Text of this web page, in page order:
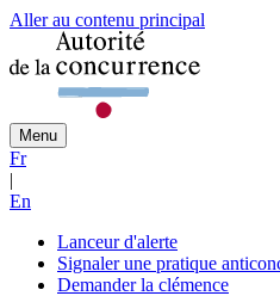
Aller au contenu principal
Menu
Fr
|
En
Lanceur d'alerte
Signaler une pratique
Demander la clémence